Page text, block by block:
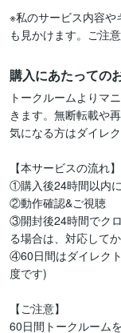
※私のサービス内容や
も見かけます。ご注意
購入にあたっての
トークルームよりマ
きます。無断転載や
気になる方はダイレ
【本サービスの流れ】
①購入後24時間以内
②動作確認&ご視聴
③開封後24時間でク
る場合は、対応して
④60日間はダイレク
度です)
【ご注意】
60日間トークルーム